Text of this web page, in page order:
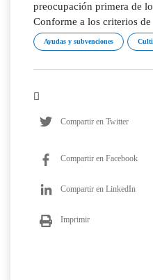
preocupación primera de
Conforme a los criterios de
Ayudas y subvenciones
Compartir en Twitter
Compartir en Facebook
Compartir en LinkedIn
Imprimir